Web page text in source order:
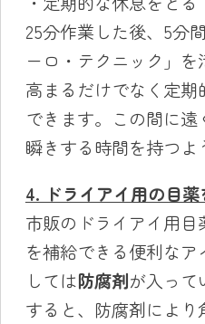
25分作業した後、5分
ーロ・テクニック」
高まるだけでなく定
できます。この間に
瞬きする時間を持つよ
4. ドライアイ用の目薬
市販のドライアイ用
を補給できる便利な
しては防腐剤が入って
すると、防腐剤により